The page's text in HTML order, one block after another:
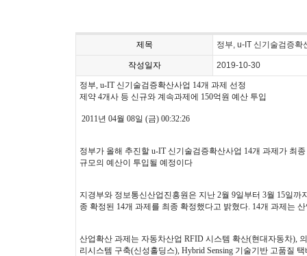
제목 정부, u-IT 신기술검증확
작성일자 2019-10-30
정부, u-IT 신기술검증확산사업 14개 과제 선정
제약 4개사 등 신규와 계속과제에 150억원 예산 투입
2011년 04월 08일 (금) 00:32:26
정부가 올해 추진할 u-IT 신기술검증확산사업 14개 과제가 최
규모의 예산이 투입될 예정이다
지경부와 정보통신산업진흥원은 지난 2월 9일부터 3월 15일
종 확정된 14개 과제를 최종 확정했다고 밝혔다. 14개 과제는
산업확산 과제는 자동차산업 RFID 시스템 확산(현대자동차),
리시스템 구축(신성홀딩스), Hybrid Sensing 기술기반 고품질